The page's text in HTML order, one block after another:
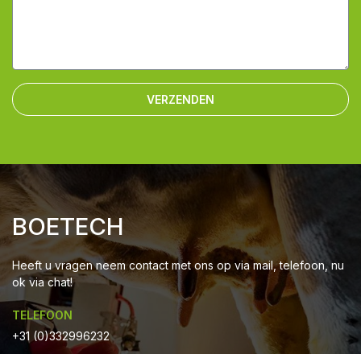
VERZENDEN
BOETECH
Heeft u vragen neem contact met ons op via mail, telefoon, nu
ok via chat!
TELEFOON
+31 (0)332996232